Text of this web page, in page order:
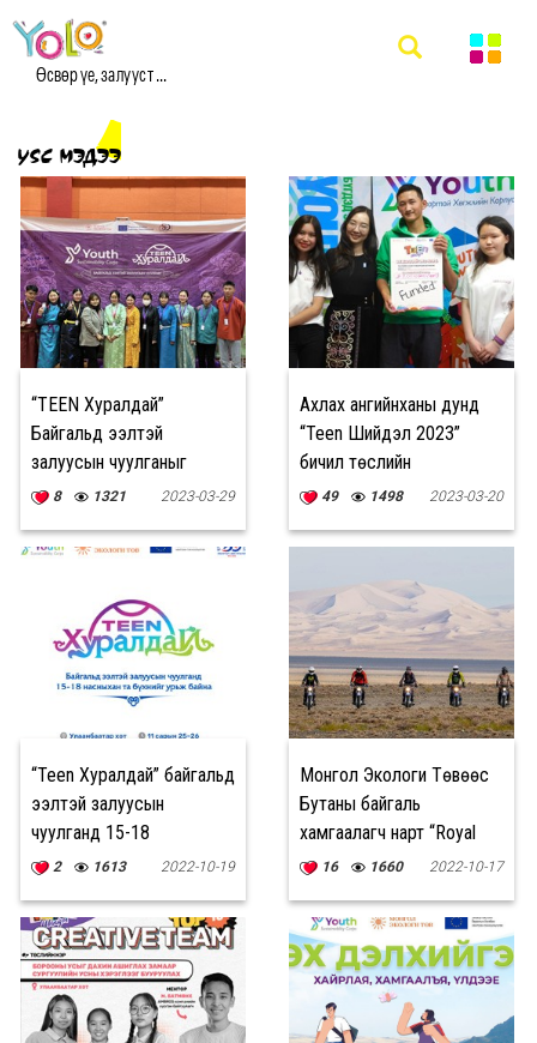
Өсвөр үе, залууст ...
YSC МЭДЭЭ
“TEEN Хуралдай”
Байгальд ээлтэй
залуусын чуулганыг
Өвөрхангай аймагт зохион
8 1321 2023-03-29
Ахлах ангийнханы дунд
“Teen Шийдэл 2023”
бичил төслийн
уралдааныг зарлалаа
49 1498 2023-03-20
“Teen Хуралдай” байгальд
ээлтэй залуусын
чуулганд 15-18
насныхныг урьж байна
2 1613 2022-10-19
Монгол Экологи Төвөөс
Бутаны байгаль
хамгаалагч нарт “Royal
Enfield” мотоциклууд
16 1660 2022-10-17